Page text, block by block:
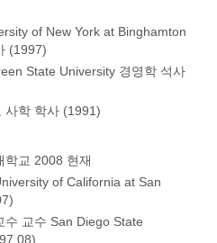
of New York at Binghamton
(1997)
State University 경영학 석사
사학 학사 (1991)
학교 2008 현재
of California at San
수 교수 San Diego State
08)